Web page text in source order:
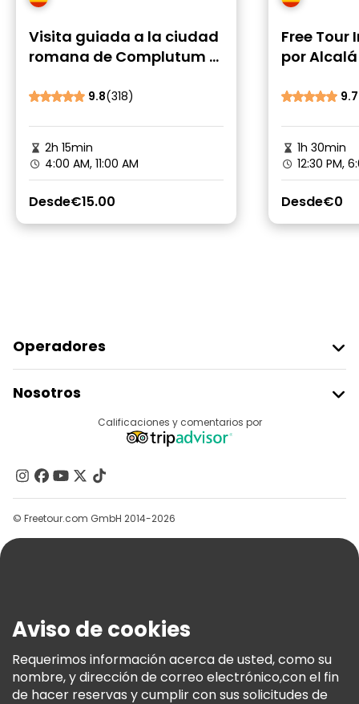
Visita guiada a la ciudad
romana de Complutum y
9.8(318)
2h 15min
4:00 AM, 11:00 AM
Desde€15.00
Free Tour
por
9.7
1h 30min
12:30 PM,
Desde€0
Operadores
Acceder Como Proveedor
Programa De Afiliados
Nosotros
Contacto
Grupos
Ayuda
Términos E Información Legal
Política De Cookies
Freetour Premios
Calificaciones y comentarios por
© Freetour.com GmbH 2014-2026
Aviso de cookies
Requerimos información acerca de usted, como su
nombre, y dirección de correo electrónico,con el fin
de hacer reservas y cumplir con sus solicitudes de